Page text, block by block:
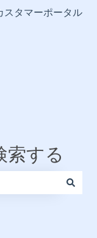
スタマーポータル
する